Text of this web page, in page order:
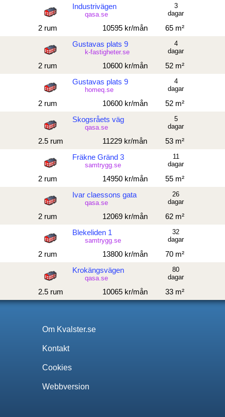
Industrivägen
qasa.se
2 rum 10595 kr/mån 65 m²
3
dagar
Gustavas plats 9
k-fastigheter.se
2 rum 10600 kr/mån 52 m²
4
dagar
Gustavas plats 9
homeq.se
2 rum 10600 kr/mån 52 m²
4
dagar
Skogsråets väg
qasa.se
2.5 rum 11229 kr/mån 53 m²
5
dagar
Fräkne Gränd 3
samtrygg.se
2 rum 14950 kr/mån 55 m²
11
dagar
Ivar claessons gata
qasa.se
2 rum 12069 kr/mån 62 m²
26
dagar
Blekeliden 1
samtrygg.se
2 rum 13800 kr/mån 70 m²
32
dagar
Krokängsvägen
qasa.se
2.5 rum 10065 kr/mån 33 m²
80
dagar
Om Kvalster.se
Kontakt
Cookies
Webbversion